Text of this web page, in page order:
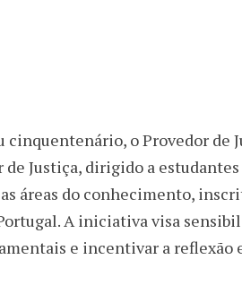
cinquentenário, o Provedor de
Justiça, dirigido a estudantes
áreas do conhecimento,
A iniciativa visa
e incentivar a reflexão